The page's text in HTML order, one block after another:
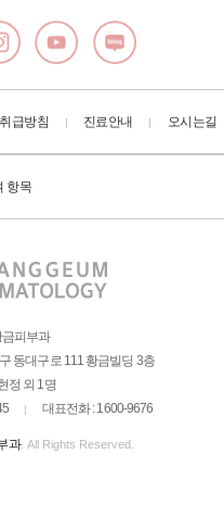
급방침 | 진료안내 | 오시는길
항목
금피부과
동대구로 111 황금빌딩 3층
정 외 1명
| 대표전화 : 1600-9676
과. All Rights Reserved.